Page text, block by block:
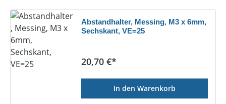
Abstandhalter, Messing, M3 x 6mm,
Sechskant, VE=25
Regulärer Preis:
20,70 €*
In den Warenkorb